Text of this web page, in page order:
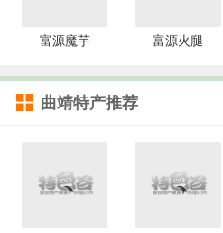
富源魔芋 富源火腿
曲靖特产推荐